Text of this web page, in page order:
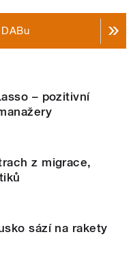
– pozitivní
z migrace,
sází na rakety